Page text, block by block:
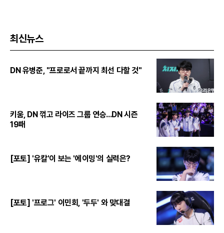
최신뉴스
DN 유병준, "프로로서 끝까지 최선 다할 것"
키움, DN 꺾고 라이즈 그룹 연승...DN 시즌
19패
[포토] '유칼'이 보는 '에이밍'의 실력은?
[포토] '프로그' 이민회, '두두' 와 맞대결